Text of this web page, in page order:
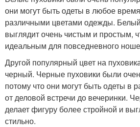
они могут быть одеты в любое время
различными цветами одежды.
выглядит очень чистым и простым,
идеальным для повседневного
Другой популярный цвет на
черный. Черные пуховики были
потому что они могут быть одеты в
от деловой встречи до вечеринки.
делает фигуру более стройной и
стильно.